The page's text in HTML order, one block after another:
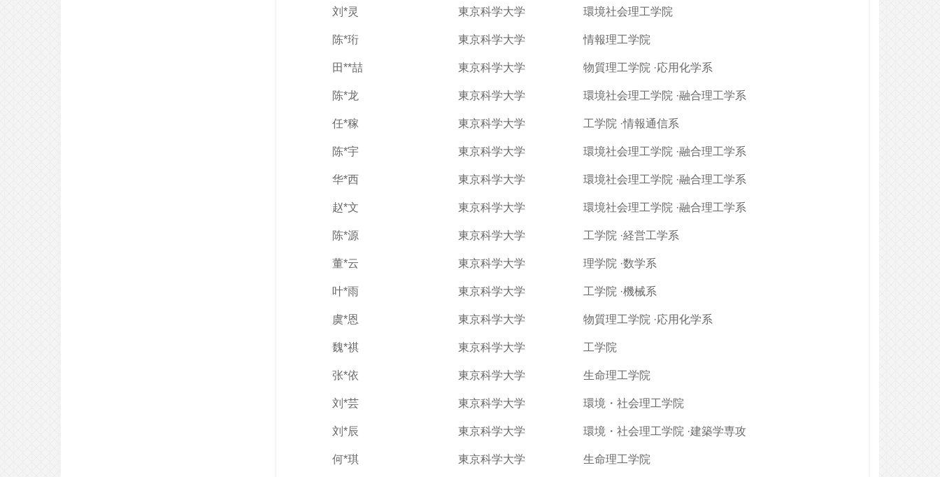
刘*灵 東京科学大学 環境社会理工学院
陈*珩 東京科学大学 情報理工学院
田**喆 東京科学大学 物質理工学院 ·応用化学系
陈*龙 東京科学大学 環境社会理工学院 ·融合理工学系
任*稼 東京科学大学 工学院 ·情報通信系
陈*宇 東京科学大学 環境社会理工学院 ·融合理工学系
华*西 東京科学大学 環境社会理工学院 ·融合理工学系
赵*文 東京科学大学 環境社会理工学院 ·融合理工学系
陈*源 東京科学大学 工学院 ·経営工学系
董*云 東京科学大学 理学院 ·数学系
叶*雨 東京科学大学 工学院 ·機械系
虞*恩 東京科学大学 物質理工学院 ·応用化学系
魏*祺 東京科学大学 工学院
张*依 東京科学大学 生命理工学院
刘*芸 東京科学大学 環境・社会理工学院
刘*辰 東京科学大学 環境・社会理工学院 ·建築学専攻
何*琪 東京科学大学 生命理工学院